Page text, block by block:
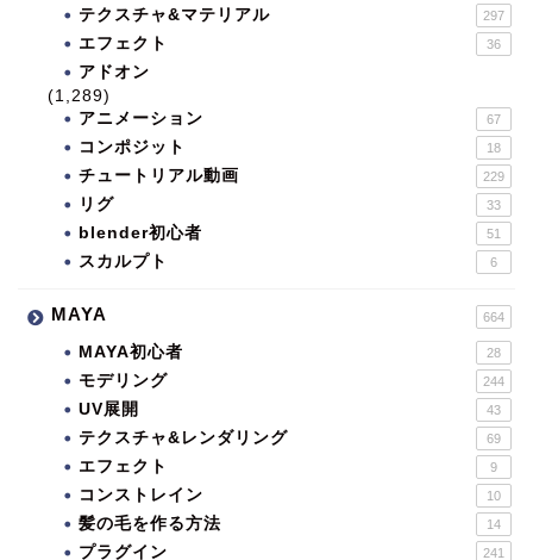
テクスチャ&マテリアル 297
エフェクト 36
アドオン
(1,289)
アニメーション
67
コンポジット 18
チュートリアル動画 229
リグ 33
blender初心者 51
スカルプト 6
MAYA 664
MAYA初心者 28
モデリング 244
UV展開 43
テクスチャ&レンダリング 69
エフェクト 9
コンストレイン 10
髪の毛を作る方法 14
プラグイン 241